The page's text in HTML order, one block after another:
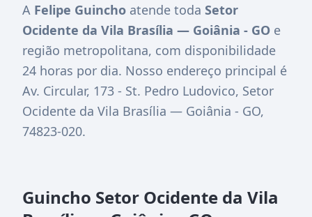
A Felipe Guincho atende toda Setor
Ocidente da Vila Brasília — Goiânia - GO e
região metropolitana, com disponibilidade
24 horas por dia. Nosso endereço principal é
Av. Circular, 173 - St. Pedro Ludovico, Setor
Ocidente da Vila Brasília — Goiânia - GO,
74823-020.
Guincho Setor Ocidente da Vila